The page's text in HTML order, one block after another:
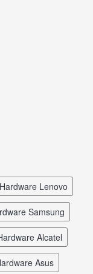
Hardware Lenovo
Samsung
Alcatel
Asus